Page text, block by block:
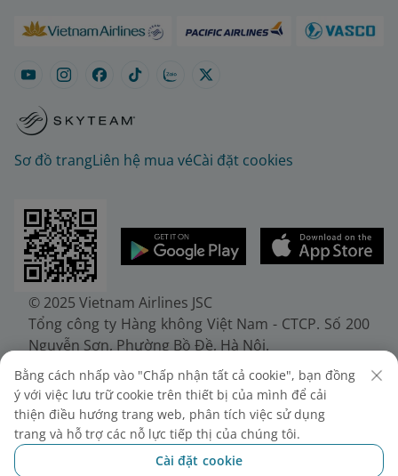
Sơ đồ trangLiên hệ mua véCài đặt cookies
© 2025 Vietnam Airlines JSC
Tổng công ty Hàng không Việt Nam - CTCP. Số 200
Nguyễn Sơn, Phường Bồ Đề, Hà Nội.
Điện thoại: (+84-24) 38272289. Fax: (+84-24)
38722375
Giấy chứng nhận đăng ký doanh nghiệp, mã số
doanh nghiệp 0100107518, đăng ký lần đầu ngày
30/6/2010, đăng ký thay đổi lần thứ 10 ngày
Bằng cách nhấp vào "Chấp nhận tất cả cookie", bạn đồng
ý với việc lưu trữ cookie trên thiết bị của mình để cải
thiện điều hướng trang web, phân tích việc sử dụng
trang và hỗ trợ các nỗ lực tiếp thị của chúng tôi.
Cài đặt cookie